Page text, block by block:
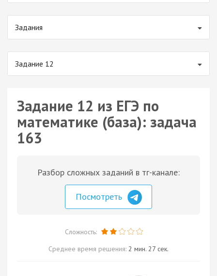
Задания
Задание 12
Задание 12 из ЕГЭ по
математике (база): задача
163
Разбор сложных заданий в тг-канале:
Посмотреть
Сложность:
Среднее время решения: 2 мин. 27 сек.